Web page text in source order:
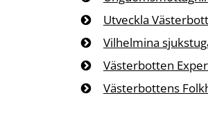
Utveckla
Vilhelmina
Västerbotten
Västerbottens